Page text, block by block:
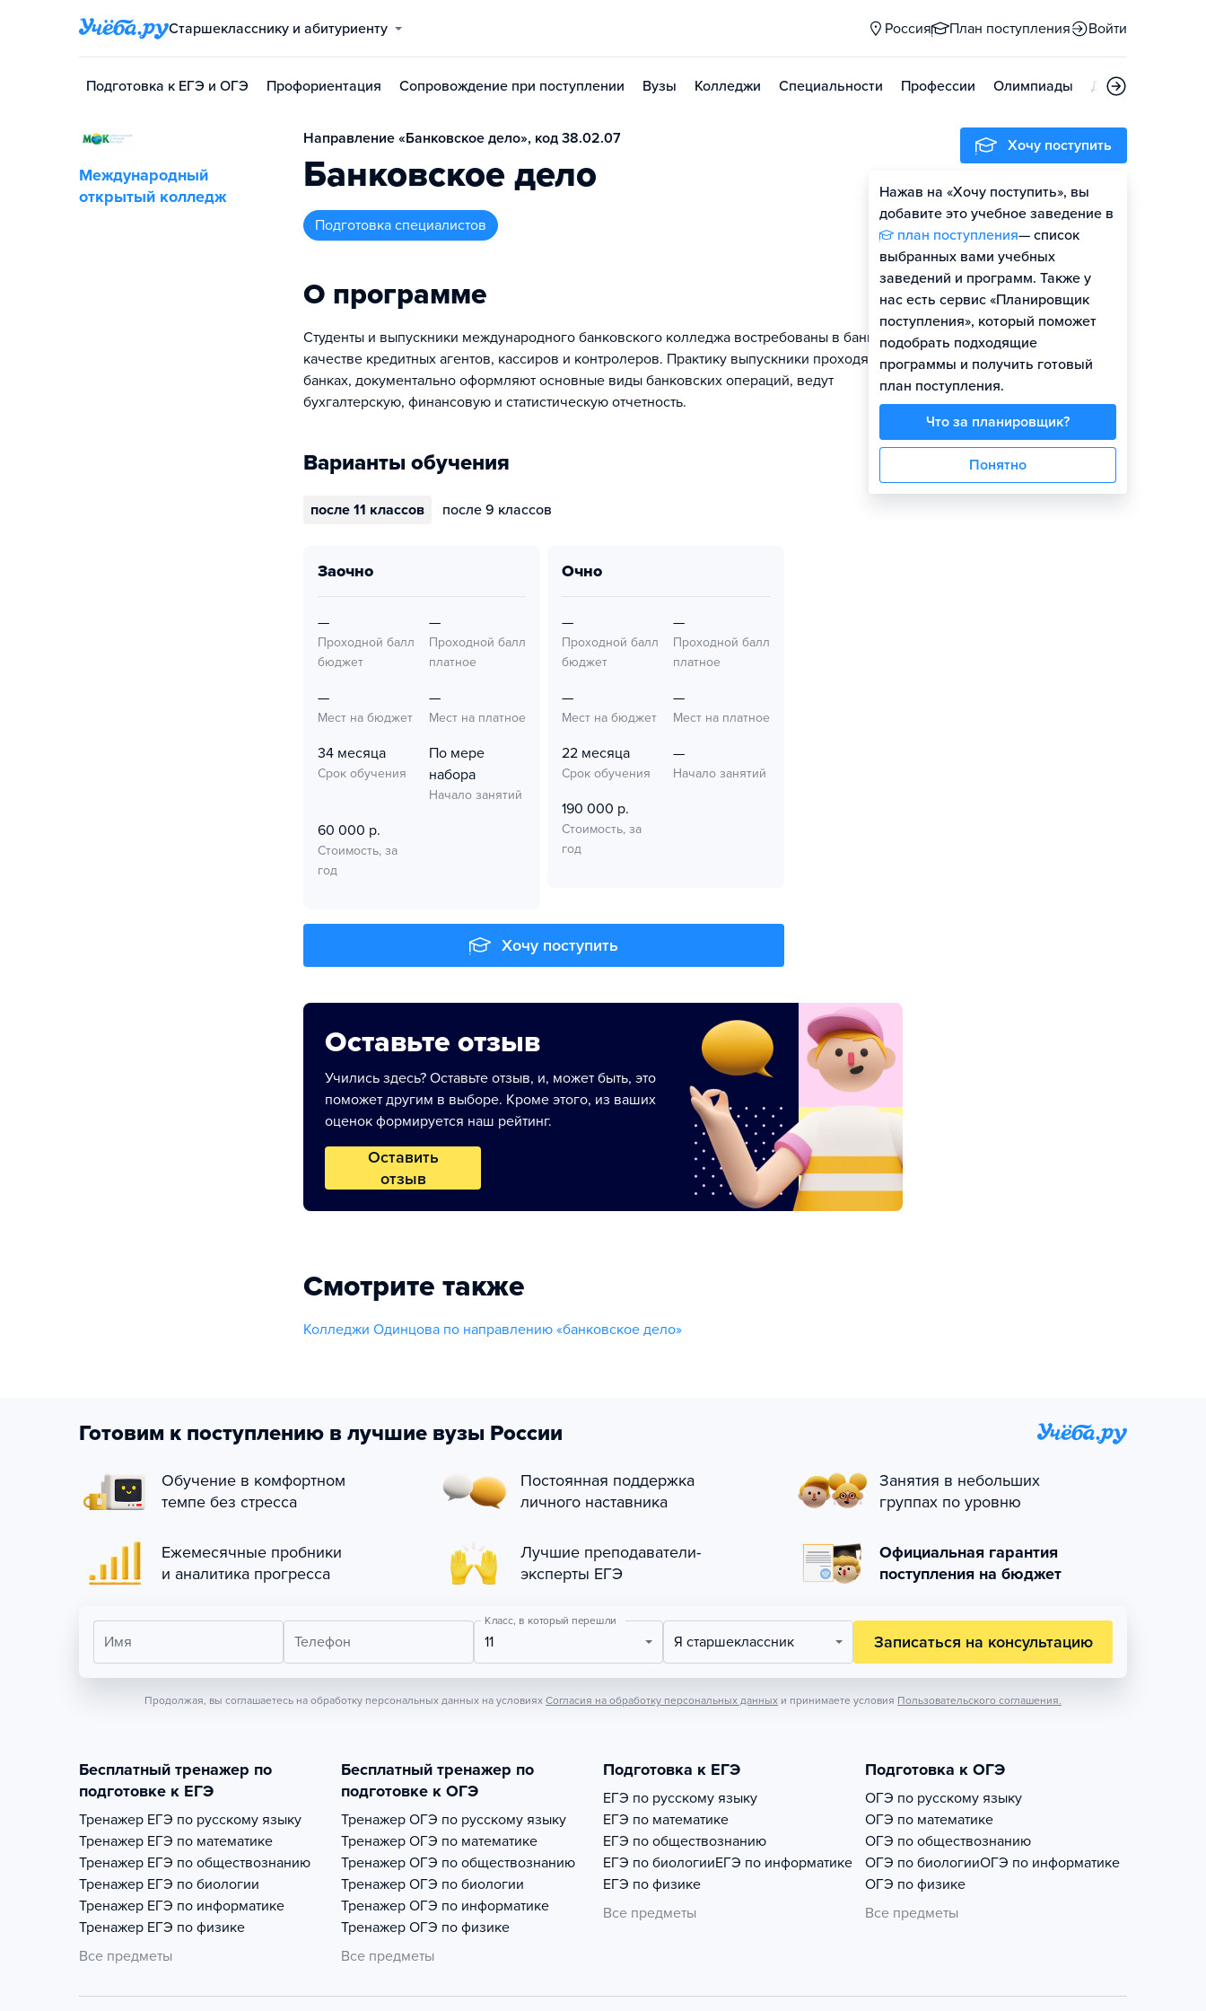
Старшекласснику и абитуриенту Россия План поступления Войти
Подготовка к ЕГЭ и ОГЭ Профориентация Сопровождение при поступлении Вузы Колледжи Специальности Профессии Олимпиады Дни открытых
Международный
открытый колледж
Направление «Банковское дело», код 38.02.07
Банковское дело
подготовка специалистов
О программе
Студенты и выпускники международного банковского колледжа востребованы в банках в
качестве кредитных агентов, кассиров и контролеров. Практику выпускники проходят в
банках, документально оформляют основные виды банковских операций, ведут
бухгалтерскую, финансовую и статистическую отчетность.
Варианты обучения
после 11 классов после 9 классов
заочно
—
Проходной балл
бюджет
—
Проходной балл
платное
—
Мест на бюджет
—
Мест на платное
34 месяца
Срок обучения
По мере
набора
Начало занятий
60 000 р.
Стоимость, за
год
очно
—
Проходной балл
бюджет
—
Проходной балл
платное
—
Мест на бюджет
—
Мест на платное
22 месяца
Срок обучения
—
Начало занятий
190 000 р.
Стоимость, за
год
Хочу поступить
Оставьте отзыв
Учились здесь? Оставьте отзыв, и, может быть, это
поможет другим в выборе. Кроме этого, из ваших
оценок формируется наш рейтинг.
Оставить
отзыв
Смотрите также
Колледжи Одинцова по направлению «банковское дело»
Хочу поступить
Нажав на «Хочу поступить», вы
добавите это учебное заведение в
план поступления— список
выбранных вами учебных
заведений и программ. Также у
нас есть сервис «Планировщик
поступления», который поможет
подобрать подходящие
программы и получить готовый
план поступления.
Что за планировщик?
Понятно
Готовим к поступлению в лучшие вузы России
Обучение в комфортном
темпе без стресса
Постоянная поддержка
личного наставника
Занятия в небольших
группах по уровню
Ежемесячные пробники
и аналитика прогресса
Лучшие преподаватели-
эксперты ЕГЭ
Официальная гарантия
поступления на бюджет
Имя Телефон
Класс, в который перешли
11 Я старшеклассник Записаться на консультацию
Продолжая, вы соглашаетесь на обработку персональных данных на условиях Согласия на обработку персональных данных и принимаете условия Пользовательского соглашения.
Бесплатный тренажер по
подготовке к ЕГЭ
Тренажер ЕГЭ по русскому языку
Тренажер ЕГЭ по математике
Тренажер ЕГЭ по обществознанию
Тренажер ЕГЭ по биологии
Тренажер ЕГЭ по информатике
Тренажер ЕГЭ по физике
Все предметы
Бесплатный тренажер по
подготовке к ОГЭ
Тренажер ОГЭ по русскому языку
Тренажер ОГЭ по математике
Тренажер ОГЭ по обществознанию
Тренажер ОГЭ по биологии
Тренажер ОГЭ по информатике
Тренажер ОГЭ по физике
Все предметы
Подготовка к ЕГЭ
ЕГЭ по русскому языку
ЕГЭ по математике
ЕГЭ по обществознанию
ЕГЭ по биологииЕГЭ по информатике
ЕГЭ по физике
Все предметы
Подготовка к ОГЭ
ОГЭ по русскому языку
ОГЭ по математике
ОГЭ по обществознанию
ОГЭ по биологииОГЭ по информатике
ОГЭ по физике
Все предметы